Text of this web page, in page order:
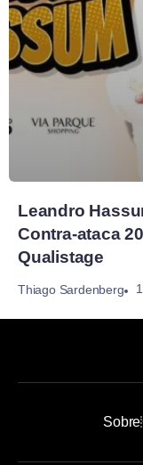
Leandro
Contra-ataca
Qualistage
Thiago Sardenberg
Sobre